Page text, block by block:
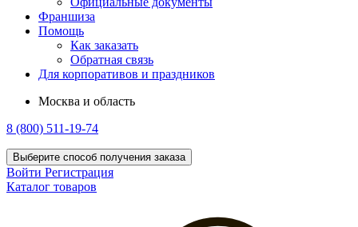
Франшиза
Помощь
Как заказать
Обратная связь
Для корпоративов и праздников
Москва и область
8 (800) 511-19-74
Выберите способ получения заказа
Войти Регистрация
Каталог товаров